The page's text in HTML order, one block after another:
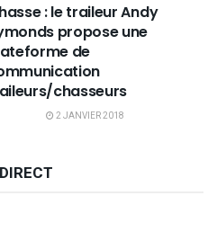
: le traileur Andy
propose une
de
chasseurs
2 JANVIER 2018